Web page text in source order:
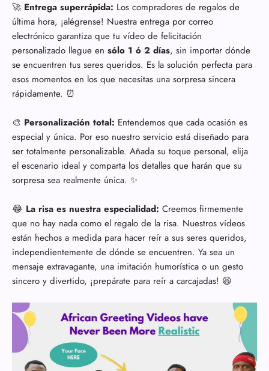
🚀 Entrega superrápida: Los compradores de regalos de
última hora, ¡alégrense! Nuestra entrega por correo
electrónico garantiza que tu vídeo de felicitación
personalizado llegue en sólo 1 ó 2 días, sin importar dónde
se encuentren tus seres queridos. Es la solución perfecta para
esos momentos en los que necesitas una sorpresa sincera
rápidamente. ⏰
🎨 Personalización total: Entendemos que cada ocasión es
especial y única. Por eso nuestro servicio está diseñado para
ser totalmente personalizable. Añada su toque personal, elija
el escenario ideal y comparta los detalles que harán que su
sorpresa sea realmente única. ✨
😂 La risa es nuestra especialidad: Creemos firmemente
que no hay nada como el regalo de la risa. Nuestros vídeos
están hechos a medida para hacer reír a sus seres queridos,
independientemente de dónde se encuentren. Ya sea un
mensaje extravagante, una imitación humorística o un gesto
sincero y divertido, ¡prepárate para reír a carcajadas! 😆